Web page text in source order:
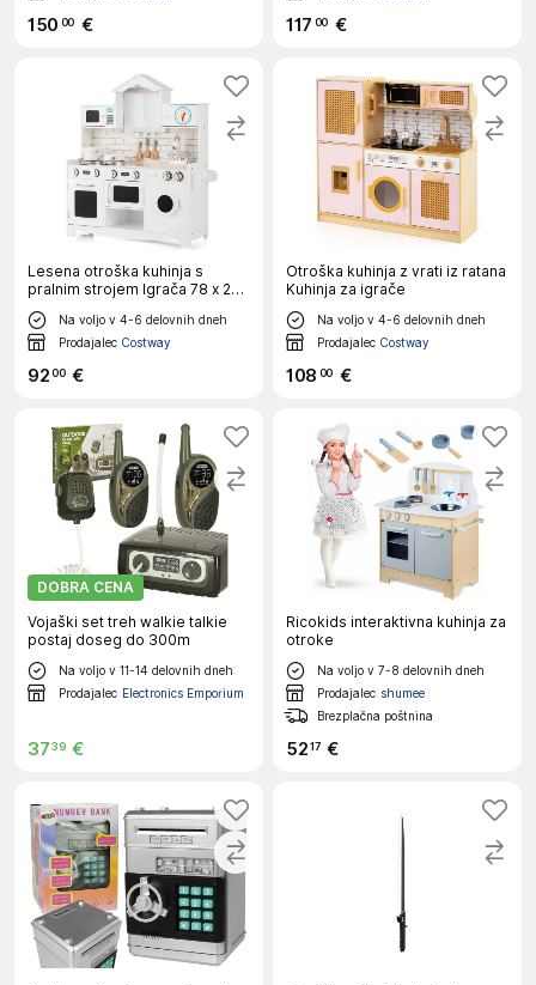
150 00 € 117 00 €
Lesena otroška kuhinja s
pralnim strojem Igrača 78 x 29
x 93 cm
Na voljo v 4-6 delovnih dneh
Prodajalec Costway
9200 €
Otroška kuhinja z vrati iz ratana
Kuhinja za igrače
Na voljo v 4-6 delovnih dneh
Prodajalec Costway
108 00 €
DOBRA CENA
Vojaški set treh walkie talkie
postaj doseg do 300m
Na voljo v 11-14 delovnih dneh
Prodajalec Electronics Emporium
3739 €
Ricokids interaktivna kuhinja za
otroke
Na voljo v 7-8 delovnih dneh
Prodajalec shumee
Brezplačna poštnina
5217 €